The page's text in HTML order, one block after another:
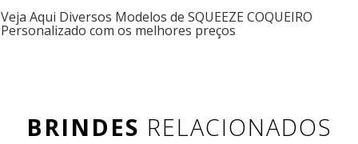
Veja Aqui Diversos Modelos de SQUEEZE COQUEIRO
Personalizado com os melhores preços
BRINDES RELACIONADOS